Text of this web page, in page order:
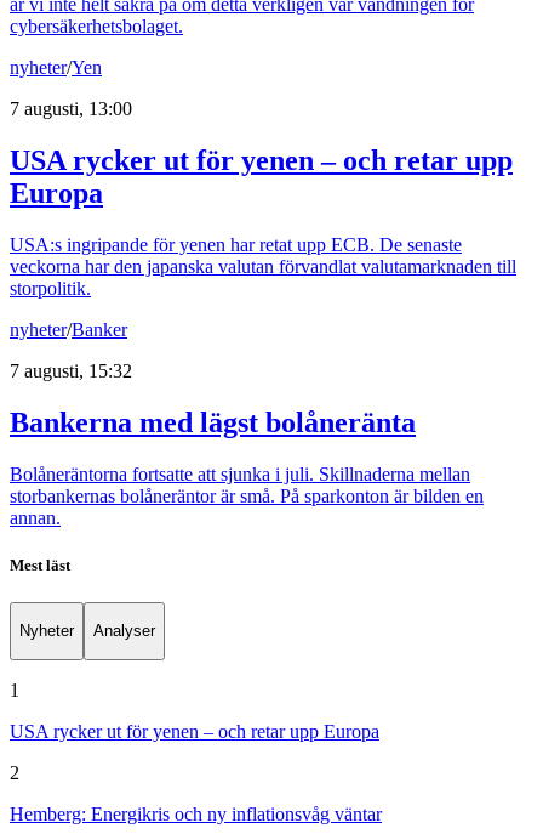
är vi inte helt säkra på om detta verkligen var vändningen för
cybersäkerhetsbolaget.
nyheter/Yen
7 augusti, 13:00
USA rycker ut för yenen – och retar upp
Europa
USA:s ingripande för yenen har retat upp ECB. De senaste
veckorna har den japanska valutan förvandlat valutamarknaden till
storpolitik.
nyheter/Banker
7 augusti, 15:32
Bankerna med lägst bolåneränta
Bolåneräntorna fortsatte att sjunka i juli. Skillnaderna mellan
storbankernas bolåneräntor är små. På sparkonton är bilden en
annan.
Mest läst
Nyheter Analyser
1
USA rycker ut för yenen – och retar upp Europa
2
Hemberg: Energikris och ny inflationsvåg väntar